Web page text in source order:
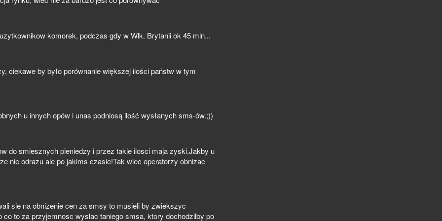
komorek, podczas gdy w Wlk. Brytanii ok 45 mln...
ciekawe by było porównanie większej ilości państw w tym
u innych opów i unas podniosą ilość wysłanych sms-ów.;))
do smiesznych pieniedzy i przez takie ilosci maja zyski.Jakby u
nie odrazu ale po jakims czasie!Tak wiec operatorzy obnizac
sie na obnizenie cen za smsy to musieli by zwiekszyc
to za przyjemnosc wyslac taniego smsa, ktory dochodzilby po